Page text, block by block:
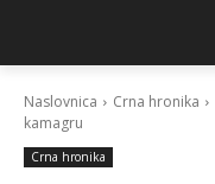
Naslovnica Crna hronika
kamagru
Crna hronika